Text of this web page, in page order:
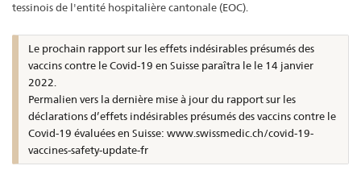
tessinois de l'entité hospitalière cantonale (EOC).
Le prochain rapport sur les effets indésirables présumés des
vaccins contre le Covid-19 en Suisse paraîtra le le 14 janvier
2022.
Permalien vers la dernière mise à jour du rapport sur les
déclarations d’effets indésirables présumés des vaccins contre le
Covid-19 évaluées en Suisse: www.swissmedic.ch/covid-19-
vaccines-safety-update-fr